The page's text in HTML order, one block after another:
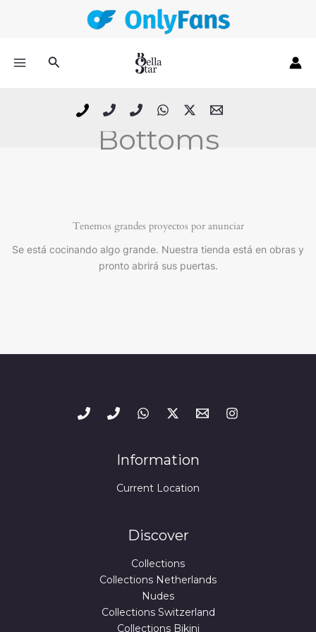
Buscar
Bottoms
Tenemos grandes proyectos por anunciar
Se está cocinando algo grande. Nuestra tienda está en obras y
pronto abrirá sus puertas.
Information
Current Location
Discover
Collections
Collections Netherlands
Nudes
Collections Switzerland
Collections Bikini